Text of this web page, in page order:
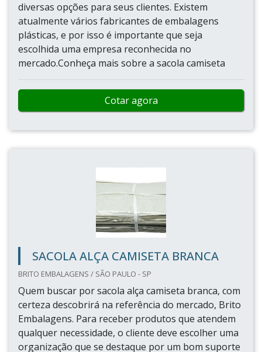
diversas opções para seus clientes. Existem
atualmente vários fabricantes de embalagens
plásticas, e por isso é importante que seja
escolhida uma empresa reconhecida no
mercado.Conheça mais sobre a sacola camiseta
Cotar agora
SACOLA ALÇA CAMISETA BRANCA
BRITO EMBALAGENS / SÃO PAULO - SP
Quem buscar por sacola alça camiseta branca, com
certeza descobrirá na referência do mercado, Brito
Embalagens. Para receber produtos que atendem
qualquer necessidade, o cliente deve escolher uma
organização que se destaque por um bom suporte